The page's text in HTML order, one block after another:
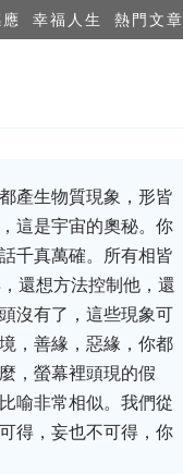
幸福人生 熱門文章
產生物質現象，形皆
這是宇宙的奧秘。你
千真萬確。所有相皆
還想方法控制他，還
沒有了，這些現象可
，善緣，惡緣，你都
，螢幕裡頭現的假
喻非常相似。我們從
得，妄也不可得，你